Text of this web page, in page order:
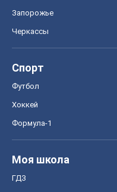
Запорожье
Черкассы
Спорт
Футбол
Хоккей
Формула-1
Моя школа
ГДЗ